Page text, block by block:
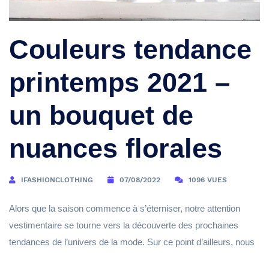
Couleurs tendance
printemps 2021 –
un bouquet de
nuances florales
IFASHIONCLOTHING 07/08/2022 1096 VUES
Alors que la saison commence à s’éterniser, notre attention
vestimentaire se tourne vers la découverte des prochaines
tendances de l’univers de la mode. Sur ce point d’ailleurs, nous